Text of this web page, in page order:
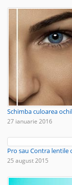
Schimba culoarea
27 ianuarie 2016
Pro sau Contra lentile
25 august 2015